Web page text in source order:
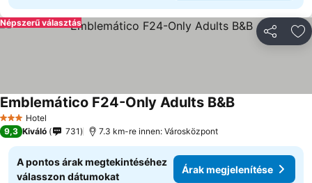
Népszerű választás
3 Kategória
Hotel
Emblemático F24-Only Adults B&B
9,3 Kiváló 731 7.3 km-re innen: Városközpont
A pontos árak megtekintéséhez
válasszon dátumokat
Árak megjelenítése